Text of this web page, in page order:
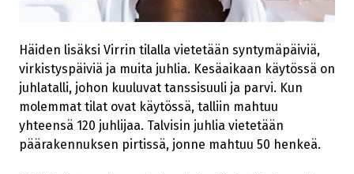
Häiden lisäksi Virrin tilalla vietetään syntymäpäiviä,
virkistyspäiviä ja muita juhlia. Kesäaikaan käytössä on
juhlatalli, johon kuuluvat tanssisuuli ja parvi. Kun
molemmat tilat ovat käytössä, talliin mahtuu
yhteensä 120 juhlijaa. Talvisin juhlia vietetään
päärakennuksen pirtissä, jonne mahtuu 50 henkeä.